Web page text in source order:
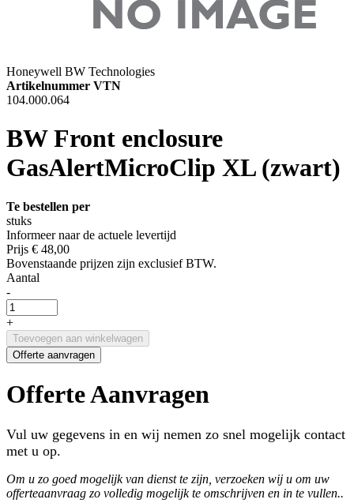
Honeywell BW Technologies
Artikelnummer VTN
104.000.064
BW Front enclosure
GasAlertMicroClip XL (zwart)
Te bestellen per
stuks
Informeer naar de actuele levertijd
Prijs € 48,00
Bovenstaande prijzen zijn exclusief BTW.
Aantal
-
+
Toevoegen aan winkelwagen
Offerte aanvragen
Offerte Aanvragen
Vul uw gegevens in en wij nemen zo snel mogelijk contact
met u op.
Om u zo goed mogelijk van dienst te zijn, verzoeken wij u om uw
offerteaanvraag zo volledig mogelijk te omschrijven en in te vullen..